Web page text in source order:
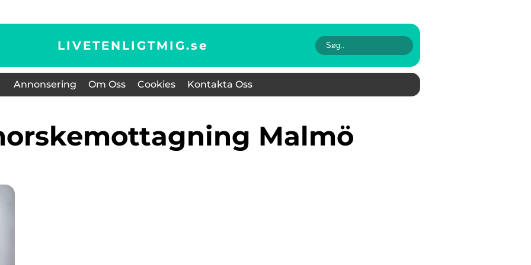
LIVETENLIGTMIG.se
Annonsering Om Oss Cookies Kontakta Oss
Malmö